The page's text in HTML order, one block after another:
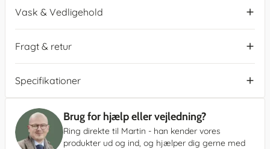
Vask & Vedligehold
Fragt & retur
Specifikationer
Brug for hjælp eller vejledning?
Ring direkte til Martin - han kender vores
produkter ud og ind, og hjælper dig gerne med